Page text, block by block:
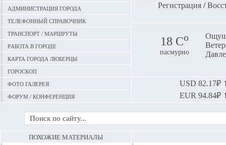
Администрация города
Телефонный справочник
Транспорт / маршруты
Работа в городе
Карта города Люберцы
Гороскоп
Фото галерея
Форум / конференция
Регистрация/
18 Сo
пасмурно
USD 82.17₽
EUR 94.84₽
ПОХОЖИЕ МАТЕРИАЛЫ